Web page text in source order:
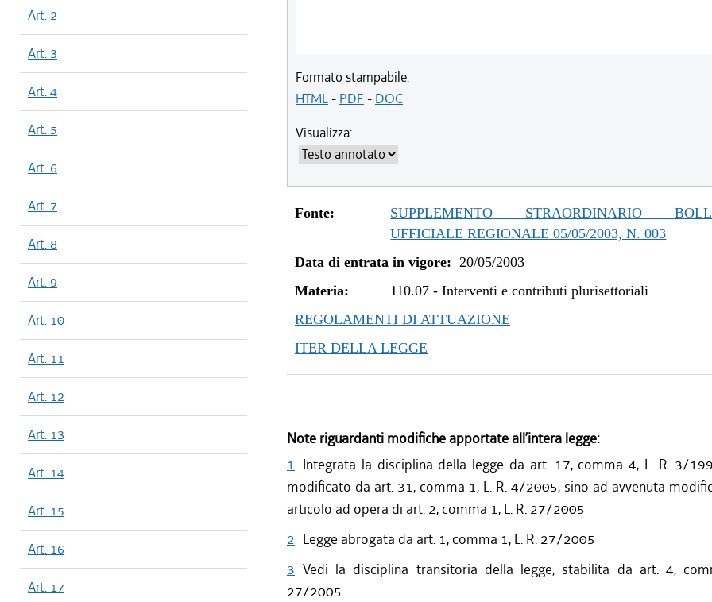
Art. 2
Art. 3
Art. 4
Art. 5
Art. 6
Art. 7
Art. 8
Art. 9
Art. 10
Art. 11
Art. 12
Art. 13
Art. 14
Art. 15
Art. 16
Art. 17
Formato stampabile:
HTML- PDF - DOC
Visualizza:
Fonte:
SUPPLEMENTO STRAORDINARIO
UFFICIALE REGIONALE 05/05/2003, N. 003
Data di entrata in vigore: 20/05/2003
Materia:
110.07 -Interventi e contributi plurisettoriali
REGOLAMENTI DI ATTUAZIONE
ITER DELLA LEGGE
Note riguardanti modifiche apportate all’intera legge:
1 Integrata la disciplina della legge da art. 17, comma 4, L. R. 3/
modificato da art. 31, comma 1, L. R. 4/2005, sino ad avvenuta
articolo ad opera di art. 2, comma 1, L. R. 27/2005
2 Legge abrogata da art. 1, comma 1, L. R. 27/2005
3 Vedi la disciplina transitoria della legge, stabilita da art. 4,
27/2005